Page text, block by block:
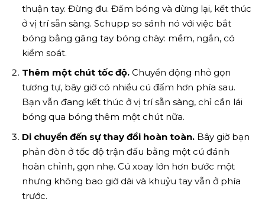
thuận tay. Đừng đu. Đấm bóng và dừng lại, kết thúc
ở vị trí sẵn sàng. Schupp so sánh nó với việc bắt
bóng bằng găng tay bóng chày: mềm, ngắn, có
kiểm soát.
Thêm một chút tốc độ. Chuyển động nhỏ gọn
tương tự, bây giờ có nhiều cú đấm hơn phía sau.
Bạn vẫn đang kết thúc ở vị trí sẵn sàng, chỉ cần lái
bóng qua bóng thêm một chút nữa.
Di chuyển đến sự thay đổi hoàn toàn. Bây giờ bạn
phản đòn ở tốc độ trận đấu bằng một cú đánh
hoàn chỉnh, gọn nhẹ. Cú xoay lớn hơn bước một
nhưng không bao giờ dài và khuỷu tay vẫn ở phía
trước.